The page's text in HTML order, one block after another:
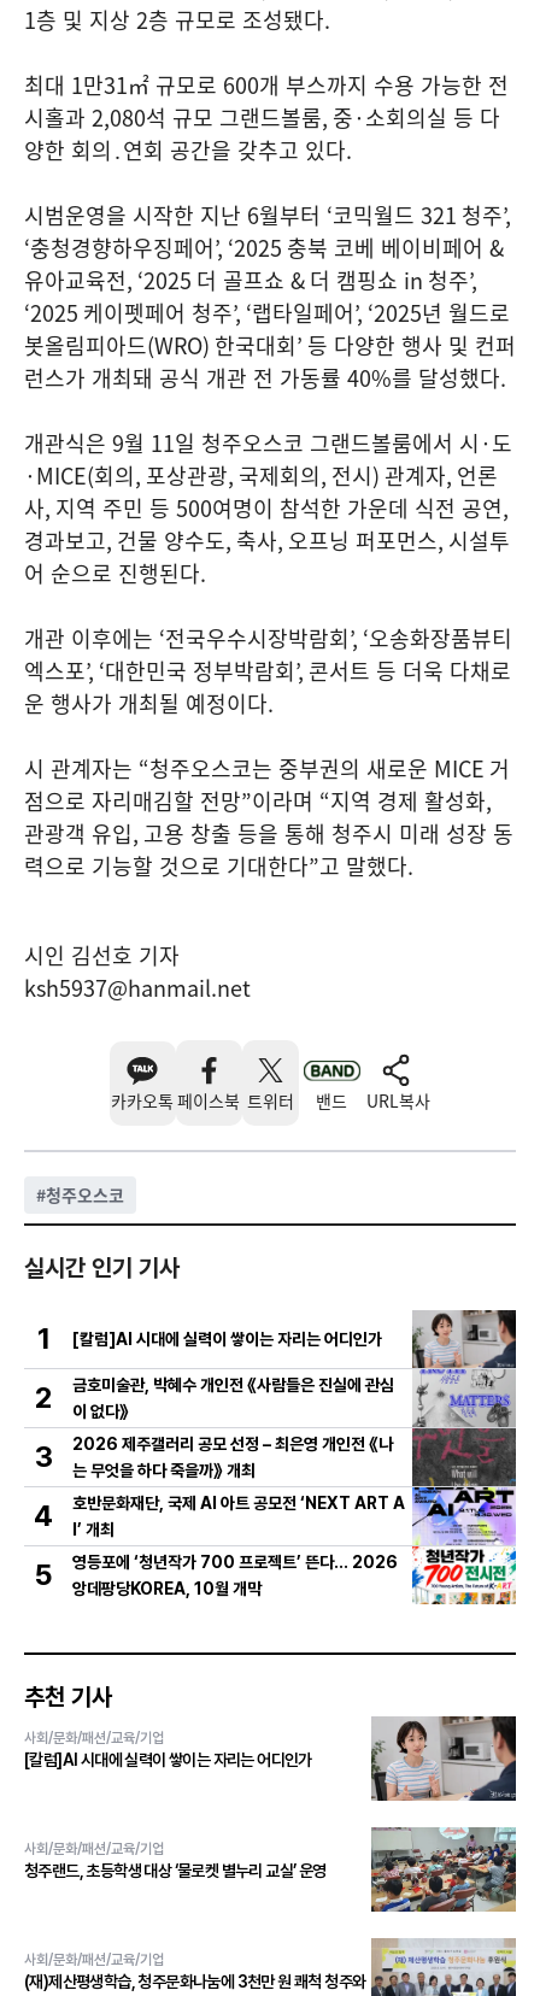
1층 및 지상 2층 규모로 조성됐다.
최대 1만31㎡ 규모로 600개 부스까지 수용 가능한 전
시홀과 2,080석 규모 그랜드볼룸, 중·소회의실 등 다
양한 회의․연회 공간을 갖추고 있다.
시범운영을 시작한 지난 6월부터 ‘코믹월드 321 청주’,
‘충청경향하우징페어’, ‘2025 충북 코베 베이비페어 &
유아교육전, ‘2025 더 골프쇼 &더 캠핑쇼 in 청주’,
‘2025 케이펫페어 청주’, ‘랩타일페어’, ‘2025년 월드로
봇올림피아드(WRO) 한국대회’ 등 다양한 행사 및 컨퍼
런스가 개최돼 공식 개관 전 가동률 40%를 달성했다.
개관식은 9월 11일 청주오스코 그랜드볼룸에서 시·도
·MICE(회의, 포상관광, 국제회의, 전시) 관계자, 언론
사, 지역 주민 등 500여명이 참석한 가운데 식전 공연,
경과보고, 건물 양수도, 축사, 오프닝 퍼포먼스, 시설투
어 순으로 진행된다.
개관 이후에는 ‘전국우수시장박람회’, ‘오송화장품뷰티
엑스포’, ‘대한민국 정부박람회’, 콘서트 등 더욱 다채로
운 행사가 개최될 예정이다.
시 관계자는 “청주오스코는 중부권의 새로운 MICE 거
점으로 자리매김할 전망”이라며 “지역 경제 활성화,
관광객 유입, 고용 창출 등을 통해 청주시 미래 성장 동
력으로 기능할 것으로 기대한다”고 말했다.
시인 김선호 기자
ksh5937@hanmail.net
카카오톡 페이스북 트위터 밴드 URL복사
#청주오스코
실시간 인기 기사
1 [칼럼]AI 시대에 실력이 쌓이는 자리는 어디인가
2
금호미술관, 박혜수 개인전 《사람들은 진실에 관심
이 없다》
3
2026 제주갤러리 공모 선정 – 최은영 개인전 《나
는 무엇을 하다 죽을까》 개최
4
호반문화재단, 국제 AI 아트 공모전 ‘NEXT ART A
I’ 개최
5
영등포에 ‘청년작가 700 프로젝트’ 뜬다… 2026
앙데팡당KOREA, 10월 개막
추천 기사
사회/문화/패션/교육/기업
[칼럼]AI 시대에 실력이 쌓이는 자리는 어디인가
사회/문화/패션/교육/기업
청주랜드, 초등학생 대상 ‘물로켓 별누리 교실’ 운영
사회/문화/패션/교육/기업
(재)제산평생학습, 청주문화나눔에 3천만 원 쾌척 청주와